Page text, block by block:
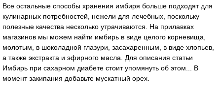
Все остальные способы хранения имбиря больше подходят для
кулинарных потребностей, нежели для лечебных, поскольку
полезные качества несколько утрачиваются. На прилавках
магазинов мы можем найти имбирь в виде целого корневища,
молотым, в шоколадной глазури, засахаренным, в виде хлопьев,
а также экстракта и эфирного масла. Для описания статьи
Имбирь при сахарном диабете стоит упомянуть об этом... В
момент закипания добавьте мускатный орех.